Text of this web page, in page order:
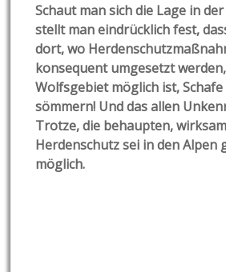
Schaut man sich die Lage in
stellt man eindrücklich fest,
dort, wo
konsequent umgesetzt
Wolfsgebiet möglich ist,
sömmern! Und das allen
Trotze, die behaupten,
Herdenschutz sei in den Alpen
möglich.